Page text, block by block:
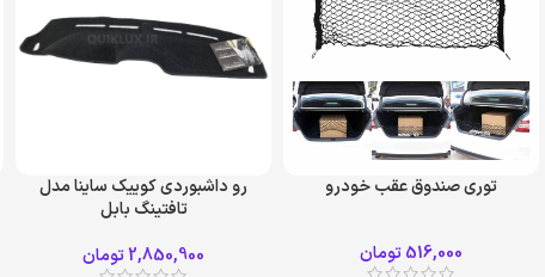
توری صندوق عقب خودرو
516,000تومان
رو داشبوردی کوییک ساینا مدل
تافتینگ بابل
2,850,900تومان